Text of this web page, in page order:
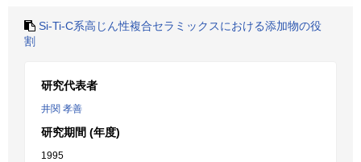
Si-Ti-C系高じん性複合セラミックスにおける添加物の役
割
研究代表者
井関 孝善
研究期間 (年度)
1995